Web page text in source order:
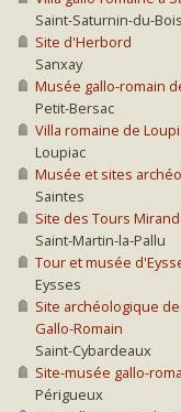
Saint-Saturnin-du-Bois
Site d'Herbord
Sanxay
Musée gallo-romain
Petit-Bersac
Villa romaine de
Loupiac
Musée et sites
Saintes
Site des Tours
Saint-Martin-la-Pallu
Tour et musée
Eysses
Site archéologique
Gallo-Romain
Saint-Cybardeaux
Site-musée gallo-
Périgueux